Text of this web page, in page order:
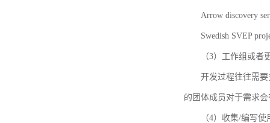
Arrow discovery
Swedish SVEP
（3）工作组或者
开发过程往往需
的团体成员对于需求
（4）收集/编写